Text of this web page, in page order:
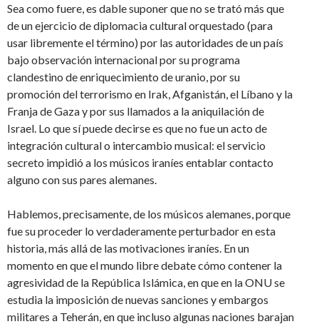
Sea como fuere, es dable suponer que no se trató más que
de un ejercicio de diplomacia cultural orquestado (para
usar libremente el término) por las autoridades de un país
bajo observación internacional por su programa
clandestino de enriquecimiento de uranio, por su
promoción del terrorismo en Irak, Afganistán, el Líbano y la
Franja de Gaza y por sus llamados a la aniquilación de
Israel. Lo que sí puede decirse es que no fue un acto de
integración cultural o intercambio musical: el servicio
secreto impidió a los músicos iraníes entablar contacto
alguno con sus pares alemanes.
Hablemos, precisamente, de los músicos alemanes, porque
fue su proceder lo verdaderamente perturbador en esta
historia, más allá de las motivaciones iraníes. En un
momento en que el mundo libre debate cómo contener la
agresividad de la República Islámica, en que en la ONU se
estudia la imposición de nuevas sanciones y embargos
militares a Teherán, en que incluso algunas naciones barajan